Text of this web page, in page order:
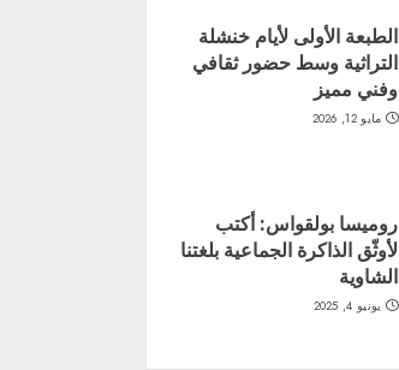
الطبعة الأولى لأيام خنشلة
التراثية وسط حضور ثقافي
وفني مميز
مايو 12, 2026
روميسا بولقواس: أكتب
لأوثّق الذاكرة الجماعية بلغتنا
الشاوية
يونيو 4, 2025